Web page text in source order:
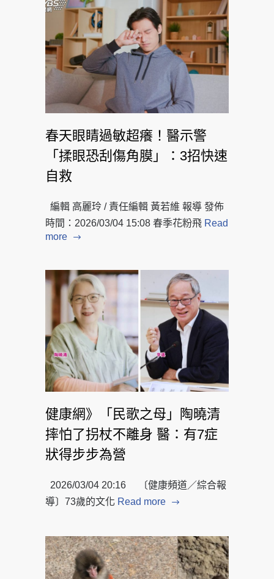
春天眼睛過敏超癢！醫示警
「揉眼恐刮傷角膜」：3招快速
自救
編輯 高麗玲 / 責任編輯 黃若維 報導 發佈
時間：2026/03/04 15:08 春季花粉飛 Read
more
健康網》「民歌之母」陶曉清
摔怕了拐杖不離身 醫：有7症
狀得步步為營
2026/03/04 20:16 〔健康頻道／綜合報
導〕73歲的文化 Read more